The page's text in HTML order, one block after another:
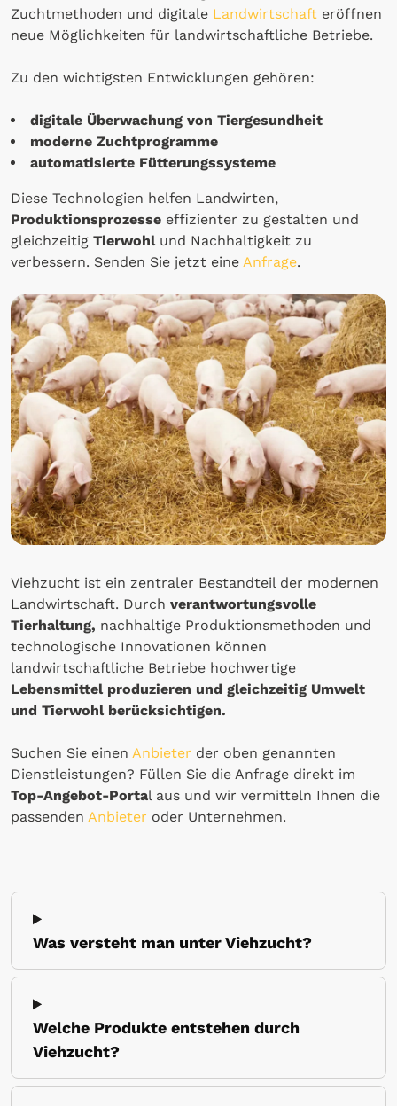
Zuchtmethoden und digitale Landwirtschaft eröffnen
neue Möglichkeiten für landwirtschaftliche Betriebe.
Zu den wichtigsten Entwicklungen gehören:
digitale Überwachung von Tiergesundheit
moderne Zuchtprogramme
automatisierte Fütterungssysteme
Diese Technologien helfen Landwirten,
Produktionsprozesse effizienter zu gestalten und
gleichzeitig Tierwohlund Nachhaltigkeit zu
verbessern. Senden Sie jetzt eine Anfrage.
Viehzucht ist ein zentraler Bestandteil der modernen
Landwirtschaft. Durch verantwortungsvolle
Tierhaltung, nachhaltige Produktionsmethoden und
technologische Innovationen können
landwirtschaftliche Betriebe hochwertige
Lebensmittel produzieren und gleichzeitig Umwelt
und Tierwohl berücksichtigen.
Suchen Sie einen Anbieter der oben genannten
Dienstleistungen? Füllen Sie die Anfrage direkt im
Top-Angebot-Portal aus und wir vermitteln Ihnen die
passenden Anbieter oder Unternehmen.
Was versteht man unter Viehzucht?
Welche Produkte entstehen durch
Viehzucht?